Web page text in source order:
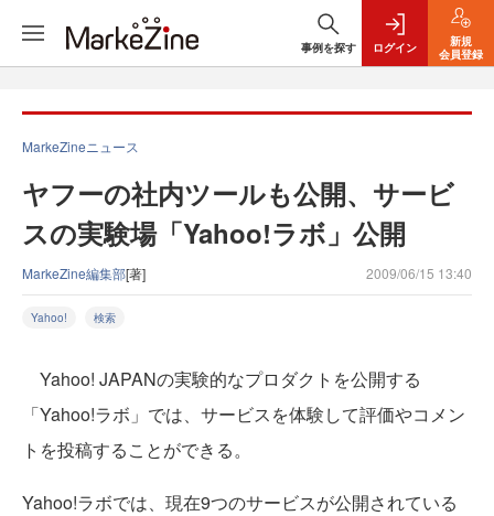
事例を探す ログイン
新規
会員登録
MarkeZineニュース
ヤフーの社内ツールも公開、サービ
スの実験場「Yahoo!ラボ」公開
MarkeZine編集部[著] 2009/06/15 13:40
Yahoo! 検索
Yahoo! JAPANの実験的なプロダクトを公開する
「Yahoo!ラボ」では、サービスを体験して評価やコメン
トを投稿することができる。
Yahoo!ラボでは、現在9つのサービスが公開されている